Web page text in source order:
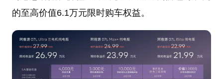
的至高价值6.1万元限时购车权益。